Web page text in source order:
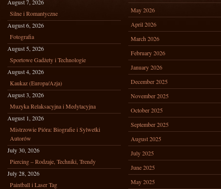
August 7, 2026
Silne i Romantyczne
August 6, 2026
Fotografia
August 5, 2026
Sportowe Gadżety i Technologie
August 4, 2026
Kaukaz (Europa/Azja)
August 3, 2026
Muzyka Relaksacyjna i Medytacyjna
August 1, 2026
Mistrzowie Pióra: Biografie i Sylwetki
Autorów
July 30, 2026
Piercing – Rodzaje, Techniki, Trendy
July 28, 2026
Paintball i Laser Tag
May 2026
April 2026
March 2026
February 2026
January 2026
December 2025
November 2025
October 2025
September 2025
August 2025
July 2025
June 2025
May 2025